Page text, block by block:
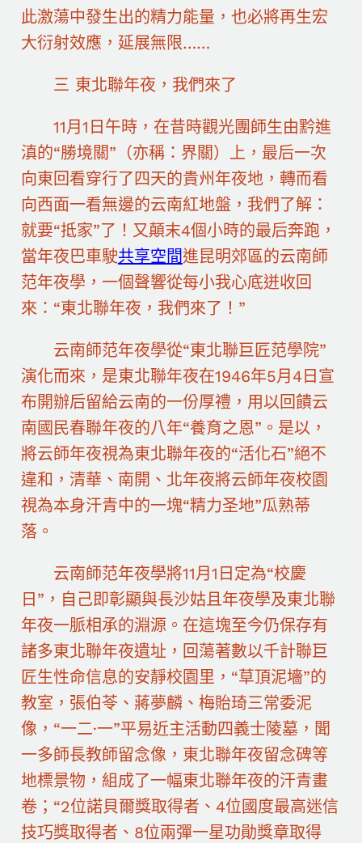
此激蕩中發生出的精力能量，也必將再生宏
大衍射效應，延展無限……
三 東北聯年夜，我們來了
11月1日午時，在昔時觀光團師生由黔進
滇的“勝境關”（亦稱：界關）上，最后一次
向東回看穿行了四天的貴州年夜地，轉而看
向西面一看無邊的云南紅地盤，我們了解：
就要“抵家”了！又顛末4個小時的最后奔跑，
當年夜巴車駛共享空間進昆明郊區的云南師
范年夜學，一個聲響從每小我心底迸收回
來：“東北聯年夜，我們來了！”
云南師范年夜學從“東北聯巨匠范學院”
演化而來，是東北聯年夜在1946年5月4日宣
布開辦后留給云南的一份厚禮，用以回饋云
南國民春聯年夜的八年“養育之恩”。是以，
將云師年夜視為東北聯年夜的“活化石”絕不
違和，清華、南開、北年夜將云師年夜校園
視為本身汗青中的一塊“精力圣地”瓜熟蒂
落。
云南師范年夜學將11月1日定為“校慶
日”，自己即彰顯與長沙姑且年夜學及東北聯
年夜一脈相承的淵源。在這塊至今仍保存有
諸多東北聯年夜遺址，回蕩著數以千計聯巨
匠生性命信息的安靜校園里，“草頂泥墻”的
教室，張伯苓、蔣夢麟、梅貽琦三常委泥
像，“一二·一”平易近主活動四義士陵墓，聞
一多師長教師留念像，東北聯年夜留念碑等
地標景物，組成了一幅東北聯年夜的汗青畫
卷；“2位諾貝爾獎取得者、4位國度最高迷信
技巧獎取得者、8位兩彈一星功勛獎章取得